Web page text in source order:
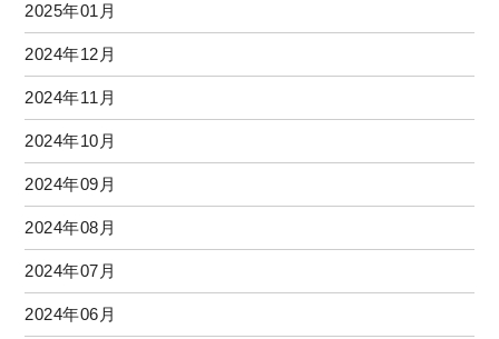
2025年01月
2024年12月
2024年11月
2024年10月
2024年09月
2024年08月
2024年07月
2024年06月